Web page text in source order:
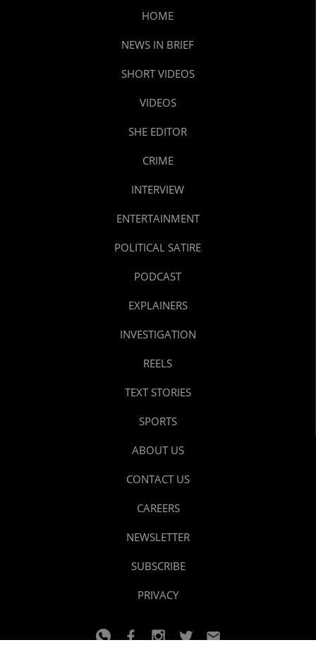
HOME
NEWS IN BRIEF
SHORT VIDEOS
VIDEOS
SHE EDITOR
CRIME
INTERVIEW
ENTERTAINMENT
POLITICAL SATIRE
PODCAST
EXPLAINERS
INVESTIGATION
REELS
TEXT STORIES
SPORTS
ABOUT US
CONTACT US
CAREERS
NEWSLETTER
SUBSCRIBE
PRIVACY